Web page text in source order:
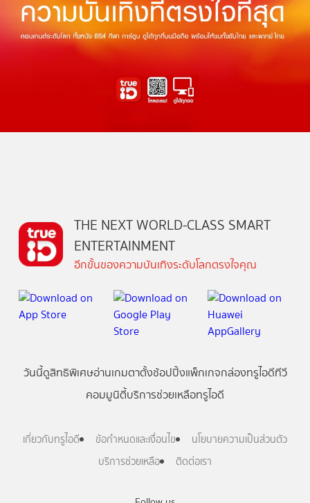
THE NEXT WORLD-CLASS SMART
ENTERTAINMENT
อีกขั้นของความบันเทิงระดับโลกตรงใจคุณ
วันนี้ดูสิทธิพิเศษอ่านเกมตาตั้งช้อปปิ้งแพ็กเกจกล่องทรูไอดีทีวี
คอมมูนิตี้บริการช่วยเหลือทรูไอดี
เกี่ยวกับทรูไอดี ข้อกำหนดและเงื่อนไข
นโยบายความเป็นส่วนตัว
บริการช่วยเหลือ
ติดต่อเรา